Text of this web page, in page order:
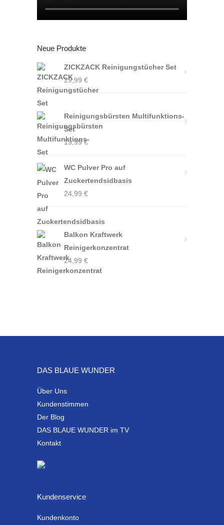
Neue Produkte
ZICKZACK Reinigungstücher Set
29,99 €
Reinigungsbürsten Multifunktions-
Set
19,99€
WC Pulver Pro auf
Zuckertendsidbasis
24,99 €
Balkon Kraftwerk
Reinigerkonzentrat
24,99 €
DAS BLAUE WUNDER
Über Uns
Kundenstimmen
Der Blog
DAS BLAUE WUNDER im TV
Kontakt
Kundenservice
Kundenkonto